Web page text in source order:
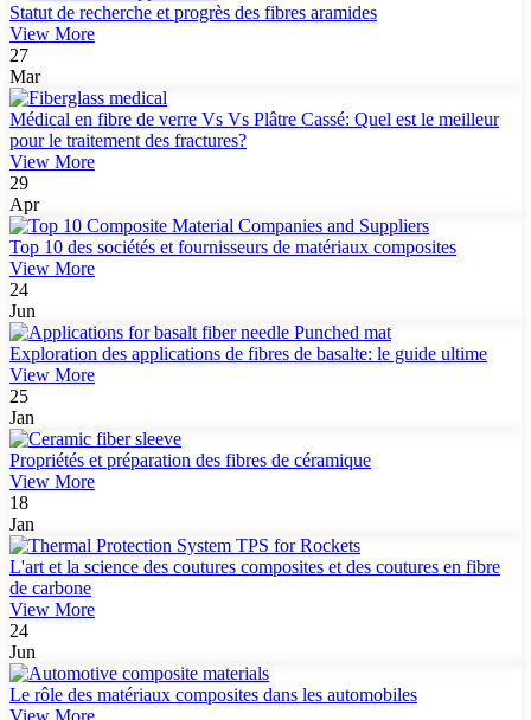
Statut de recherche et progrès des fibres aramides
View More
27
Mar
Médical en fibre de verre Vs Vs Plâtre Cassé: Quel est le meilleur
pour le traitement des fractures?
View More
29
Apr
Top 10 des sociétés et fournisseurs de matériaux composites
View More
24
Jun
Exploration des applications de fibres de basalte: le guide ultime
View More
25
Jan
Propriétés et préparation des fibres de céramique
View More
18
Jan
L'art et la science des coutures composites et des coutures en fibre
de carbone
View More
24
Jun
Le rôle des matériaux composites dans les automobiles